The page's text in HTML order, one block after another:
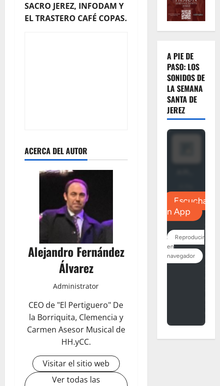
SACRO JEREZ, INFODAM Y
EL TRASTERO CAFÉ COPAS.
ACERCA DEL AUTOR
Alejandro Fernández
Álvarez
Administrator
CEO de "El Pertiguero" De
la Borriquita, Clemencia y
Carmen Asesor Musical de
HH.yCC.
Visitar el sitio web
Ver todas las
A PIE DE
PASO: LOS
SONIDOS DE
LA SEMANA
SANTA DE
JEREZ